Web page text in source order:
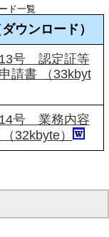
ド一覧
ウンロード）
号 認定証等
請書 （33kbyt
号 業務内容
32kbyte）